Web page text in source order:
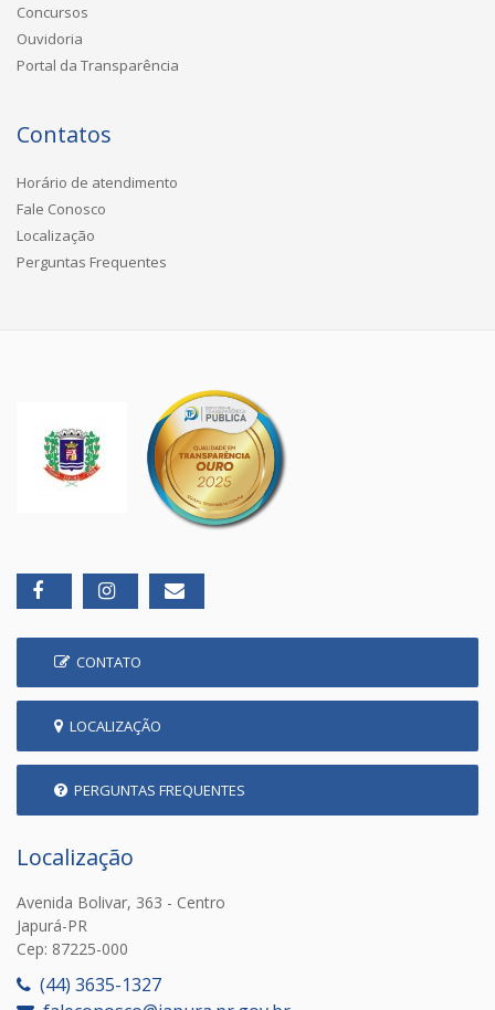
Concursos
Ouvidoria
Portal da Transparência
Contatos
Horário de atendimento
Fale Conosco
Localização
Perguntas Frequentes
CONTATO
LOCALIZAÇÃO
PERGUNTAS FREQUENTES
Localização
Avenida Bolivar, 363 - Centro
Japurá-PR
Cep: 87225-000
(44) 3635-1327